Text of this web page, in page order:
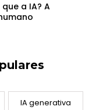
a IA? A
IA generativa